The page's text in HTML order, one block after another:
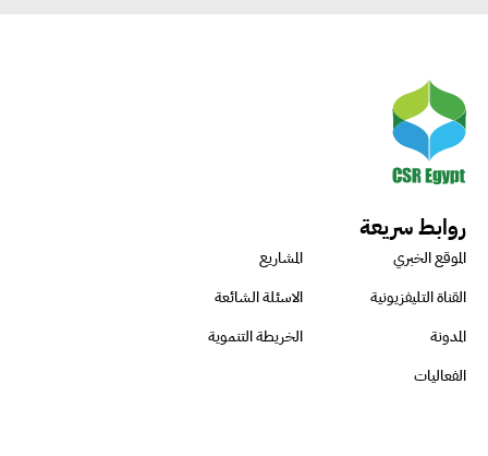
روابط سريعة
الموقع الخبري
المشاريع
القناة التليفزيونية
الاسئلة الشائعة
المدونة
الخريطة التنموية
الفعاليات